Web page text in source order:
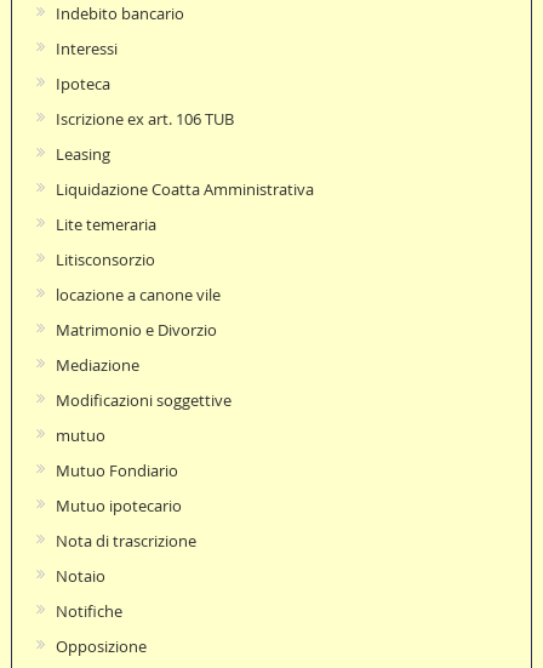
Indebito bancario
Interessi
Ipoteca
Iscrizione ex art. 106 TUB
Leasing
Liquidazione Coatta Amministrativa
Lite temeraria
Litisconsorzio
locazione a canone vile
Matrimonio e Divorzio
Mediazione
Modificazioni soggettive
mutuo
Mutuo Fondiario
Mutuo ipotecario
Nota di trascrizione
Notaio
Notifiche
Opposizione